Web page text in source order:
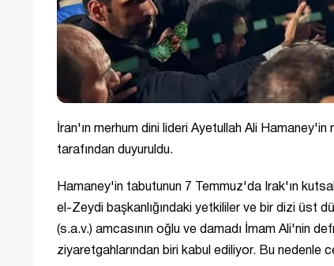
İran'ın merhum dini lideri Ayetullah Ali
tarafından duyuruldu.
Hamaney'in tabutunun 7 Temmuz'da Irak'ın
el-Zeydi başkanlığındaki yetkililer ve bir dizi üst
(s.a.v.) amcasının oğlu ve damadı İmam Ali'nin
ziyaretgahlarından biri kabul ediliyor. Bu